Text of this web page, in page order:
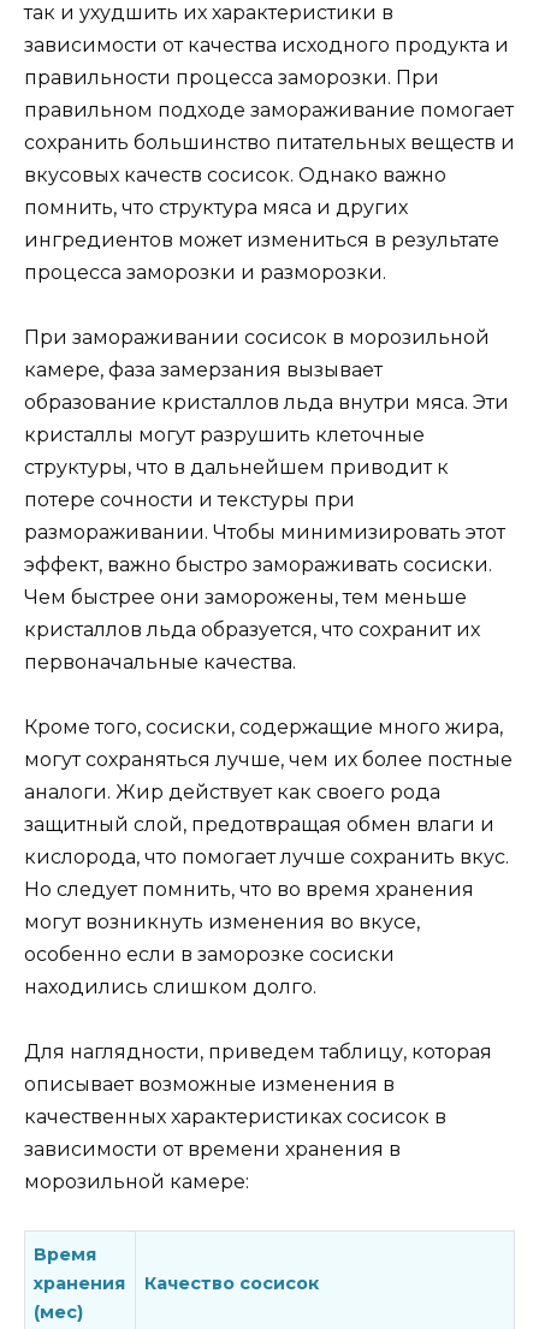
так и ухудшить их характеристики в
зависимости от качества исходного продукта и
правильности процесса заморозки. При
правильном подходе замораживание помогает
сохранить большинство питательных веществ и
вкусовых качеств сосисок. Однако важно
помнить, что структура мяса и других
ингредиентов может измениться в результате
процесса заморозки и разморозки.
При замораживании сосисок в морозильной
камере, фаза замерзания вызывает
образование кристаллов льда внутри мяса. Эти
кристаллы могут разрушить клеточные
структуры, что в дальнейшем приводит к
потере сочности и текстуры при
размораживании. Чтобы минимизировать этот
эффект, важно быстро замораживать сосиски.
Чем быстрее они заморожены, тем меньше
кристаллов льда образуется, что сохранит их
первоначальные качества.
Кроме того, сосиски, содержащие много жира,
могут сохраняться лучше, чем их более постные
аналоги. Жир действует как своего рода
защитный слой, предотвращая обмен влаги и
кислорода, что помогает лучше сохранить вкус.
Но следует помнить, что во время хранения
могут возникнуть изменения во вкусе,
особенно если в заморозке сосиски
находились слишком долго.
Для наглядности, приведем таблицу, которая
описывает возможные изменения в
качественных характеристиках сосисок в
зависимости от времени хранения в
морозильной камере:
Время
хранения
(мес)
Качество сосисок